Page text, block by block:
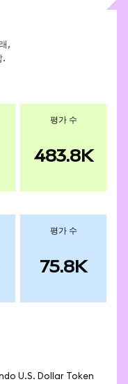
DeFi 전반에서 대
있습니다.
과 같은 Ondo
1:1로 담보됩니다.
주식 및 ETF에 접
지원 RWA
,
.
평가 수
483.8K
평가 수
75.8K
U.S. Dollar Token